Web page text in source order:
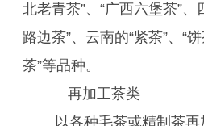
北老青茶”、“广西六堡茶”、
路边茶”、云南的“紧茶”、“饼
茶”等品种。
再加工茶类
以各种毛茶或精制茶再